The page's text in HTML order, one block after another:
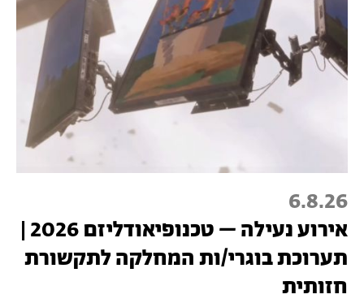
6.8.26
אירוע נעילה – טכנופיאודליזם 2026 |
תערוכת בוגרי/ות המחלקה לתקשורת
חזותית